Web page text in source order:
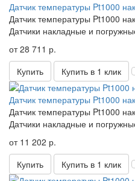
Датчик температуры Pt1000
Датчик температуры Pt1000
Датчики накладные и
от 28 711 р.
Купить
Купить в 1 клик
Датчик температуры Pt1000
Датчик температуры Pt1000
Датчики накладные и
от 11 202 р.
Купить
Купить в 1 клик